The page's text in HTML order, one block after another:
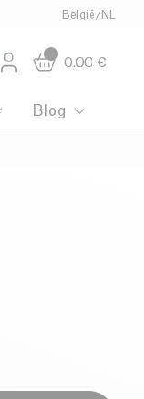
België /NL
0.00 €
Blog